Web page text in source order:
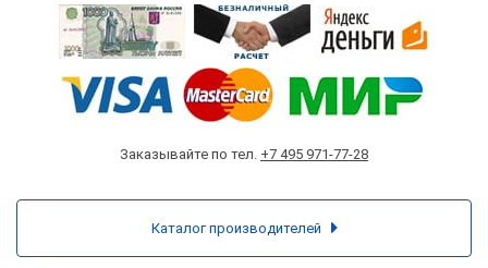
Заказывайте по тел. +7 495 971-77-28